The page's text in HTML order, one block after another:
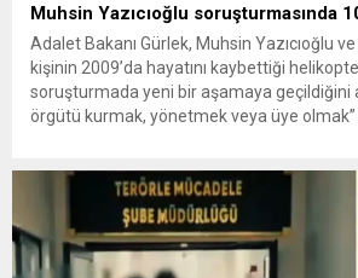
Muhsin Yazıcıoğlu soruşturmasında
Adalet Bakanı Gürlek, Muhsin Yazıcıoğlu
kişinin 2009’da hayatını kaybettiği
soruşturmada yeni bir aşamaya geçildiğini
örgütü kurmak, yönetmek veya üye
kişi yakalandı. Merhum Büyük...